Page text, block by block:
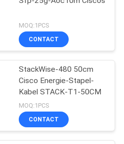
MOQ:1PCS
CONTACT
StackWise-480 50cm
Cisco Energie-Stapel-
Kabel STACK-T1-50CM
MOQ:1PCS
CONTACT